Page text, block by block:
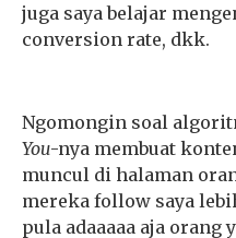
juga saya belajar
conversion rate, dkk.
Ngomongin soal
You-nya membuat
muncul di halaman
mereka follow saya
pula adaaaaa aja orang